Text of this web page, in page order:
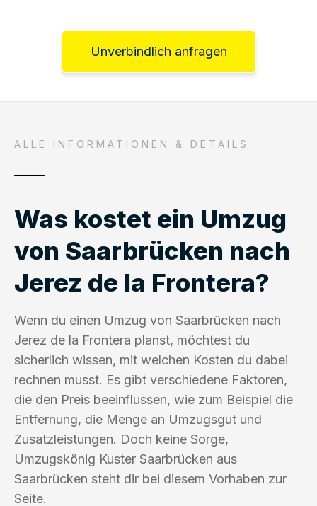
Unverbindlich anfragen
ALLE INFORMATIONEN & DETAILS
Was kostet ein Umzug
von Saarbrücken nach
Jerez de la Frontera?
Wenn du einen Umzug von Saarbrücken nach
Jerez de la Frontera planst, möchtest du
sicherlich wissen, mit welchen Kosten du dabei
rechnen musst. Es gibt verschiedene Faktoren,
die den Preis beeinflussen, wie zum Beispiel die
Entfernung, die Menge an Umzugsgut und
Zusatzleistungen. Doch keine Sorge,
Umzugskönig Kuster Saarbrücken aus
Saarbrücken steht dir bei diesem Vorhaben zur
Seite.